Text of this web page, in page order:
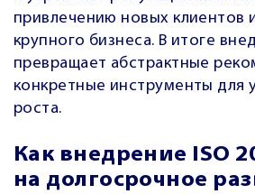
привлечению новых клиентов
крупного бизнеса. В итоге
превращает абстрактные
конкретные инструменты для
роста.
Как внедрение ISO
на долгосрочное